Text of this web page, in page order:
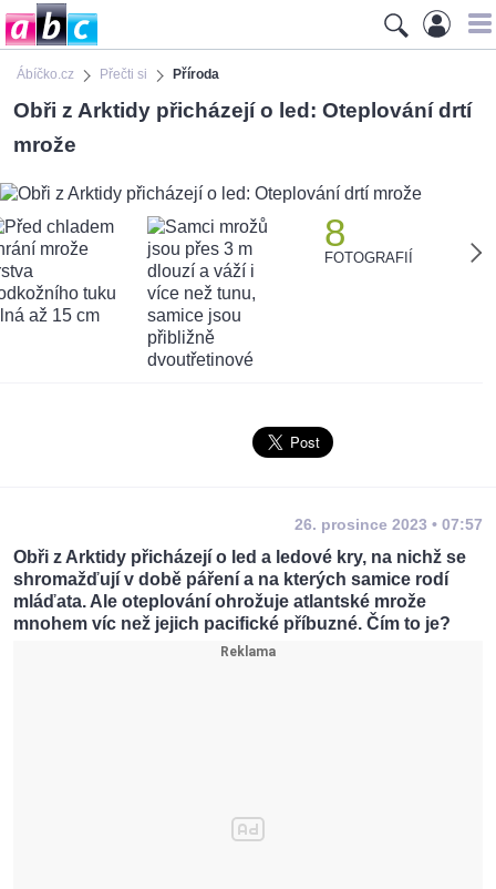
Ábíčko.cz Přečti si Příroda
Obři z Arktidy přicházejí o led: Oteplování drtí
mrože
8
FOTOGRAFIÍ
26. prosince 2023 • 07:57
Obři z Arktidy přicházejí o led a ledové kry, na nichž se
shromažďují v době páření a na kterých samice rodí
mláďata. Ale oteplování ohrožuje atlantské mrože
mnohem víc než jejich pacifické příbuzné. Čím to je?